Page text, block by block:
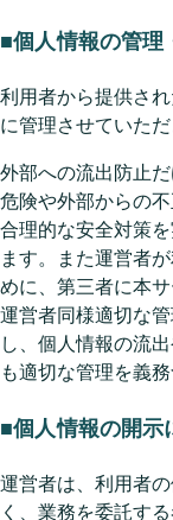
■個人情報の管理
利用者から提供さ
に管理させていただ
外部への流出防止
危険や外部からの
合理的な安全対策
ます。また運営者
めに、第三者に本
運営者同様適切な
し、個人情報の流
も適切な管理を義務
■個人情報の開示
運営者は、利用者
く、業務を委託す